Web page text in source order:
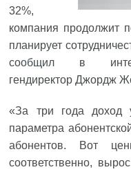
32%,
компания продолжит
планирует
сообщил в
гендиректор Джордж
«За три года доход
параметра
абонентов. Вот
соответственно,